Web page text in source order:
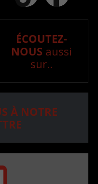
ÉCOUTEZ-
NOUS aussi
sur..
À NOTRE